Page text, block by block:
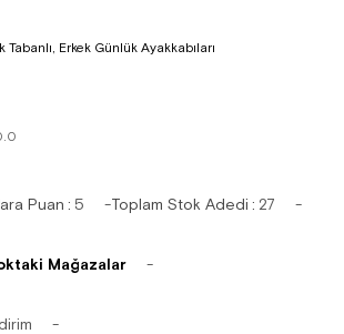
Erkek Günlük Ayakkabıları
Puan : 5 Toplam Stok Adedi : 27
Mağazalar